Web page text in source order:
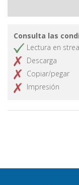
Consulta las
Lectura en
Descarga
Copiar/pegar
Impresión